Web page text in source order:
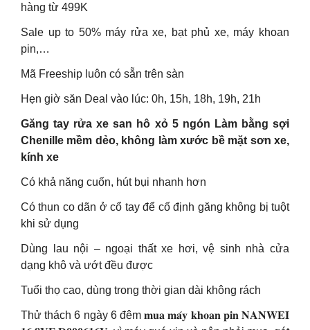
hàng từ 499K
Sale up to 50% máy rửa xe, bạt phủ xe, máy khoan
pin,…
Mã Freeship luôn có sẵn trên sàn
Hẹn giờ săn Deal vào lúc: 0h, 15h, 18h, 19h, 21h
Găng tay rửa xe san hô xỏ 5 ngón Làm bằng sợi
Chenille mềm dẻo, không làm xước bề mặt sơn xe,
kính xe
Có khả năng cuốn, hút bụi nhanh hơn
Có thun co dãn ở cổ tay để cố định găng không bị tuột
khi sử dụng
Dùng lau nội – ngoại thất xe hơi, vệ sinh nhà cửa
dạng khô và ướt đều được
Tuổi thọ cao, dùng trong thời gian dài không rách
Thử thách 6 ngày 6 đêm 𝐦𝐮𝐚 𝐦𝐚́𝐲 𝐤𝐡𝐨𝐚𝐧 𝐩𝐢𝐧 𝐍𝐀𝐍𝐖𝐄𝐈